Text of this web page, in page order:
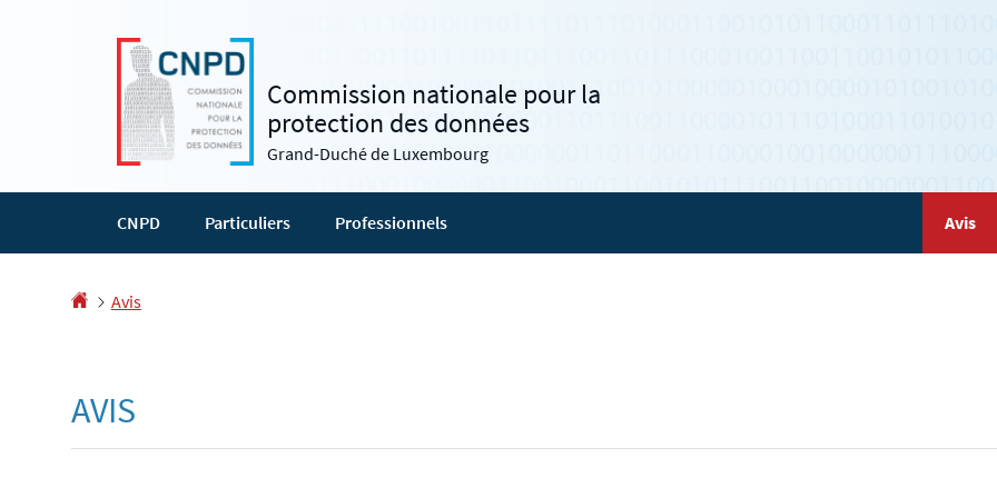
Commission nationale pour la
protection des données
Grand-Duché de Luxembourg
CNPD Particuliers Professionnels Avis
Accueil
Avis
AVIS